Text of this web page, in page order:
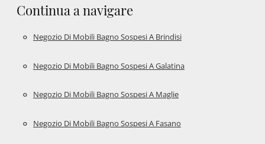
Continua a navigare
Negozio Di Mobili Bagno Sospesi A Brindisi
Negozio Di Mobili Bagno Sospesi A Galatina
Negozio Di Mobili Bagno Sospesi A Maglie
Negozio Di Mobili Bagno Sospesi A Fasano